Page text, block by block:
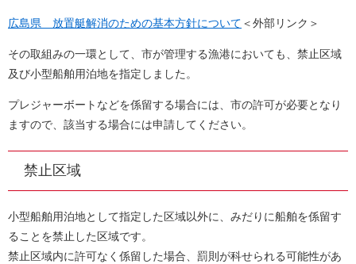
広島県 放置艇解消のための基本方針について ＜外部リンク＞
その取組みの一環として、市が管理する漁港においても、禁止区域
及び小型船舶用泊地を指定しました。
プレジャーボートなどを係留する場合には、市の許可が必要となり
ますので、該当する場合には申請してください。
禁止区域
小型船舶用泊地として指定した区域以外に、みだりに船舶を係留す
ることを禁止した区域です。
禁止区域内に許可なく係留した場合、罰則が科せられる可能性があ